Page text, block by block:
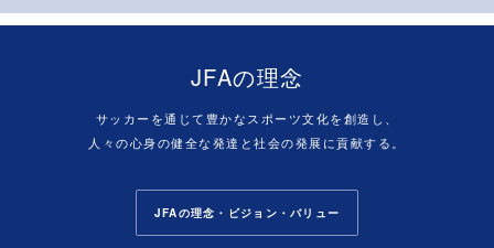
JFAの理念
サッカーを通じて豊かなスポーツ文化を創造し、
人々の心身の健全な発達と社会の発展に貢献する。
JFAの理念・ビジョン・バリュー